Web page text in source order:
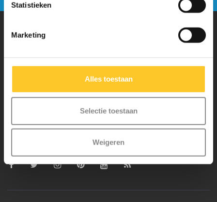
Statistieken
Marketing
Alles toestaan
Selectie toestaan
Weigeren
Micro Mobility is de uitvinder van de compacte vouwstep en de
hebt jarenlang plezier van een Micro step!